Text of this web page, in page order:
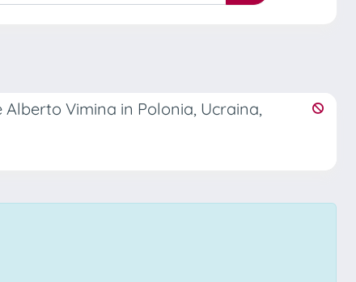
Alberto Vimina in Polonia, Ucraina,